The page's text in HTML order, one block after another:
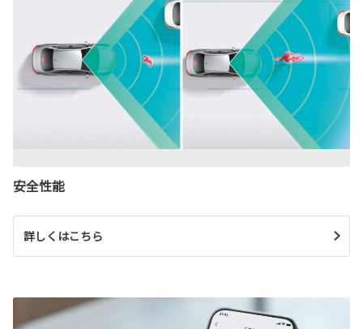
安全性能
詳しくはこちら